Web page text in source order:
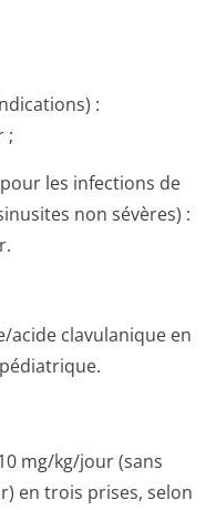
:
;
les infections de
non sévères) :
a­cide clavulanique en
mg/kg/jour (sans
en trois prises, selon